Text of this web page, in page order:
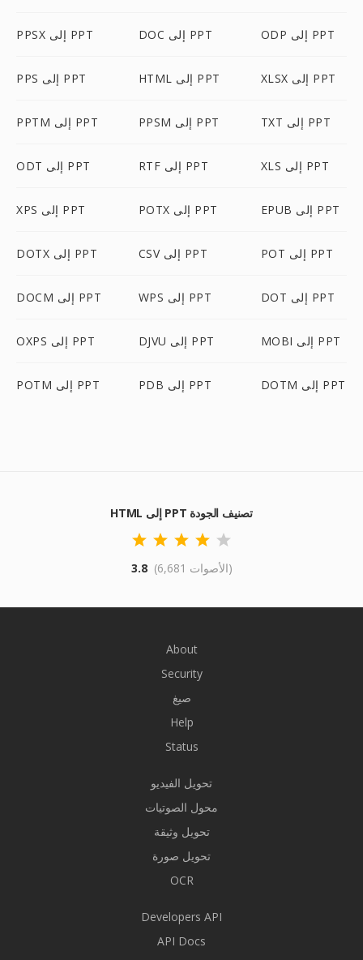
PPSX إلى PPT DOC إلى PPT ODP إلى PPT
PPS إلى PPT HTML إلى PPT XLSX إلى PPT
PPTM إلى PPT PPSM إلى PPT TXT إلى PPT
ODT إلى PPT RTF إلى PPT XLS إلى PPT
XPS إلى PPT POTX إلى PPT EPUB إلى PPT
DOTX إلى PPT CSV إلى PPT POT إلى PPT
DOCM إلى PPT WPS إلى PPT DOT إلى PPT
OXPS إلى PPT DJVU إلى PPT MOBI إلى PPT
POTM إلى PPT PDB إلى PPT DOTM إلى PPT
HTML إلى PPT تصنيف الجودة
3.8 (6,681 الأصوات)
About
Security
صيغ
Help
Status
تحويل الفيديو
محول الصوتيات
تحويل وثيقة
تحويل صورة
OCR
Developers API
API Docs